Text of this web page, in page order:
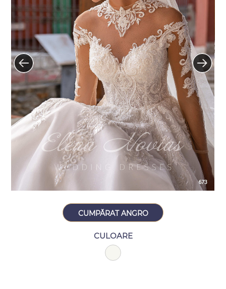
CUMPĂRAT ANGRO
CULOARE